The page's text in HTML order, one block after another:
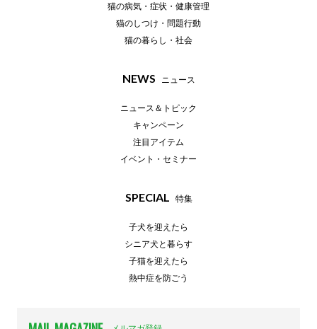
猫の病気・症状・健康管理
猫のしつけ・問題行動
猫の暮らし・社会
NEWS ニュース
ニュース＆トピック
キャンペーン
注目アイテム
イベント・セミナー
SPECIAL 特集
子犬を迎えたら
シニア犬と暮らす
子猫を迎えたら
熱中症を防ごう